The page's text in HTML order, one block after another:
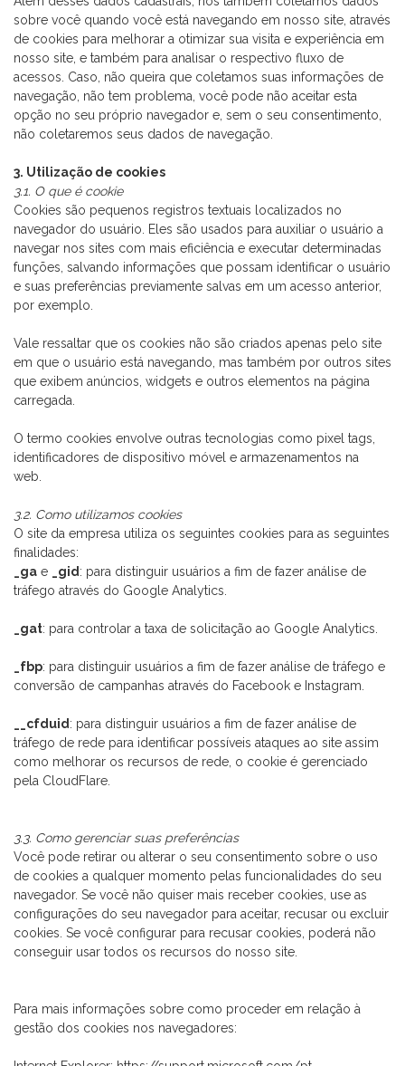
sobre você quando você está navegando em nosso site, através
de cookies para melhorar a otimizar sua visita e experiência em
nosso site, e também para analisar o respectivo fluxo de
acessos. Caso, não queira que coletamos suas informações de
navegação, não tem problema, você pode não aceitar esta
opção no seu próprio navegador e, sem o seu consentimento,
não coletaremos seus dados de navegação.
3. Utilização de cookies
3.1. O que é cookie
Cookies são pequenos registros textuais localizados no
navegador do usuário. Eles são usados para auxiliar o usuário a
navegar nos sites com mais eficiência e executar determinadas
funções, salvando informações que possam identificar o usuário
e suas preferências previamente salvas em um acesso anterior,
por exemplo.
Vale ressaltar que os cookies não são criados apenas pelo site
em que o usuário está navegando, mas também por outros sites
que exibem anúncios, widgets e outros elementos na página
carregada.
O termo cookies envolve outras tecnologias como pixel tags,
identificadores de dispositivo móvel e armazenamentos na
web.
3.2. Como utilizamos cookies
O site da empresa utiliza os seguintes cookies para as seguintes
finalidades:
_ga e _gid : para distinguir usuários a fim de fazer análise de
tráfego através do Google Analytics.
_gat: para controlar a taxa de solicitação ao Google Analytics.
_fbp: para distinguir usuários a fim de fazer análise de tráfego e
conversão de campanhas através do Facebook e Instagram.
__cfduid : para distinguir usuários a fim de fazer análise de
tráfego de rede para identificar possíveis ataques ao site assim
como melhorar os recursos de rede, o cookie é gerenciado
pela CloudFlare.
3.3. Como gerenciar suas preferências
Você pode retirar ou alterar o seu consentimento sobre o uso
de cookies a qualquer momento pelas funcionalidades do seu
navegador. Se você não quiser mais receber cookies, use as
configurações do seu navegador para aceitar, recusar ou excluir
cookies. Se você configurar para recusar cookies, poderá não
conseguir usar todos os recursos do nosso site.
Para mais informações sobre como proceder em relação à
gestão dos cookies nos navegadores: